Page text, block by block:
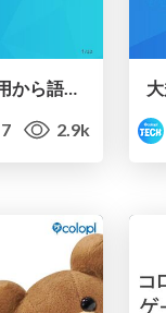
コロプラのオンボーディングを採用から語りたい
7 2.9k